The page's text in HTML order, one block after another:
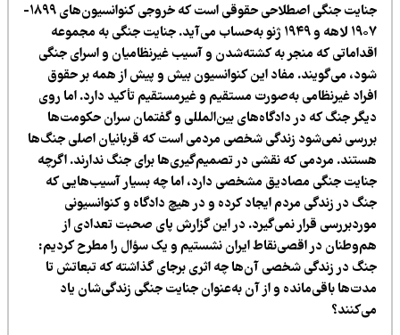
جنایت جنگی اصطلاحی حقوقی است که خروجی کنوانسیون‌های ۱۸۹۹-
۱۹۰۷ لاهه و ۱۹۴۹ ژنو به‌حساب می‌آید. جنایت جنگی به مجموعه
که منجر به کشته‌شدن و آسیب غیرنظامیان و اسرای جنگی
می‌گویند. مفاد این کنوانسیون بیش و پیش از همه بر حقوق
غیرنظامی به‌صورت مستقیم و غیرمستقیم تأکید دارد. اما روی
جنگ که در دادگاه‌های بین‌المللی و گفتمان سران حکومت‌ها
نمی‌شود زندگی شخصی مردمی است که قربانیان اصلی جنگ‌ها
مردمی که نقشی در تصمیم‌گیری‌ها برای جنگ ندارند. اگرچه
جنگی مصادیق مشخصی دارد، اما چه بسیار آسیب‌هایی که
در زندگی مردم ایجاد کرده و در هیچ دادگاه و کنوانسیونی
قرار نمی‌گیرد. در این گزارش پای صحبت تعدادی از
در اقصی‌نقاط ایران نشستیم و یک سؤال را مطرح کردیم:
در زندگی شخصی آن‌ها چه اثری برجای گذاشته که تبعاتش تا
باقی‌مانده و از آن به‌عنوان جنایت جنگی زندگی‌شان یاد